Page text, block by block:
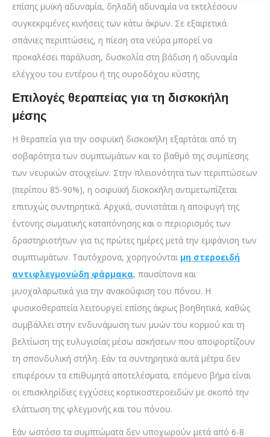
επίσης μυϊκή αδυναμία, δηλαδή αδυναμία να εκτελέσουν
συγκεκριμένες κινήσεις των κάτω άκρων. Σε εξαιρετικά
σπάνιες περιπτώσεις, η πίεση στα νεύρα μπορεί να
προκαλέσει παράλυση, δυσκολία στη βάδιση ή αδυναμία
ελέγχου του εντέρου ή της ουροδόχου κύστης.
Επιλογές θεραπείας για τη δισκοκήλη
μέσης
Η θεραπεία για την οσφυϊκή δισκοκήλη εξαρτάται από τη
σοβαρότητα των συμπτωμάτων και το βαθμό της συμπίεσης
των νευρικών στοιχείων. Στην πλειονότητα των περιπτώσεων
(περίπου 85-90%), η οσφυϊκή δισκοκήλη αντιμετωπίζεται
επιτυχώς συντηρητικά. Αρχικά, συνιστάται η αποφυγή της
έντονης σωματικής καταπόνησης και ο περιορισμός των
δραστηριοτήτων για τις πρώτες ημέρες μετά την εμφάνιση των
συμπτωμάτων. Ταυτόχρονα, χορηγούνται μη στεροειδή
αντιφλεγμονώδη φάρμακα, παυσίπονα και
μυοχαλαρωτικά για την ανακούφιση του πόνου. Η
φυσικοθεραπεία λειτουργεί επίσης άκρως βοηθητικά, καθώς
συμβάλλει στην ενδυνάμωση των μυών του κορμού και τη
βελτίωση της ευλυγισίας μέσω ασκήσεων που αποφορτίζουν
τη σπονδυλική στήλη. Εάν τα συντηρητικά αυτά μέτρα δεν
επιφέρουν τα επιθυμητά αποτελέσματα, επόμενο βήμα είναι
οι επισκληρίδιες εγχύσεις κορτικοστεροειδών με σκοπό την
ελάττωση της φλεγμονής και του πόνου.
Εάν ωστόσο τα συμπτώματα δεν υποχωρούν μετά από 6-8